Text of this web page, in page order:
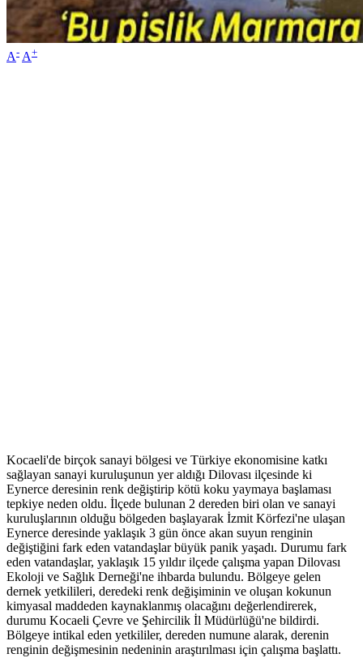
A- A+
Kocaeli'de birçok sanayi bölgesi ve Türkiye ekonomisine katkı
sağlayan sanayi kuruluşunun yer aldığı Dilovası ilçesinde ki
Eynerce deresinin renk değiştirip kötü koku yaymaya başlaması
tepkiye neden oldu. İlçede bulunan 2 dereden biri olan ve sanayi
kuruluşlarının olduğu bölgeden başlayarak İzmit Körfezi'ne ulaşan
Eynerce deresinde yaklaşık 3 gün önce akan suyun renginin
değiştiğini fark eden vatandaşlar büyük panik yaşadı. Durumu fark
eden vatandaşlar, yaklaşık 15 yıldır ilçede çalışma yapan Dilovası
Ekoloji ve Sağlık Derneği'ne ihbarda bulundu. Bölgeye gelen
dernek yetkilileri, deredeki renk değişiminin ve oluşan kokunun
kimyasal maddeden kaynaklanmış olacağını değerlendirerek,
durumu Kocaeli Çevre ve Şehircilik İl Müdürlüğü'ne bildirdi.
Bölgeye intikal eden yetkililer, dereden numune alarak, derenin
renginin değişmesinin nedeninin araştırılması için çalışma başlattı.